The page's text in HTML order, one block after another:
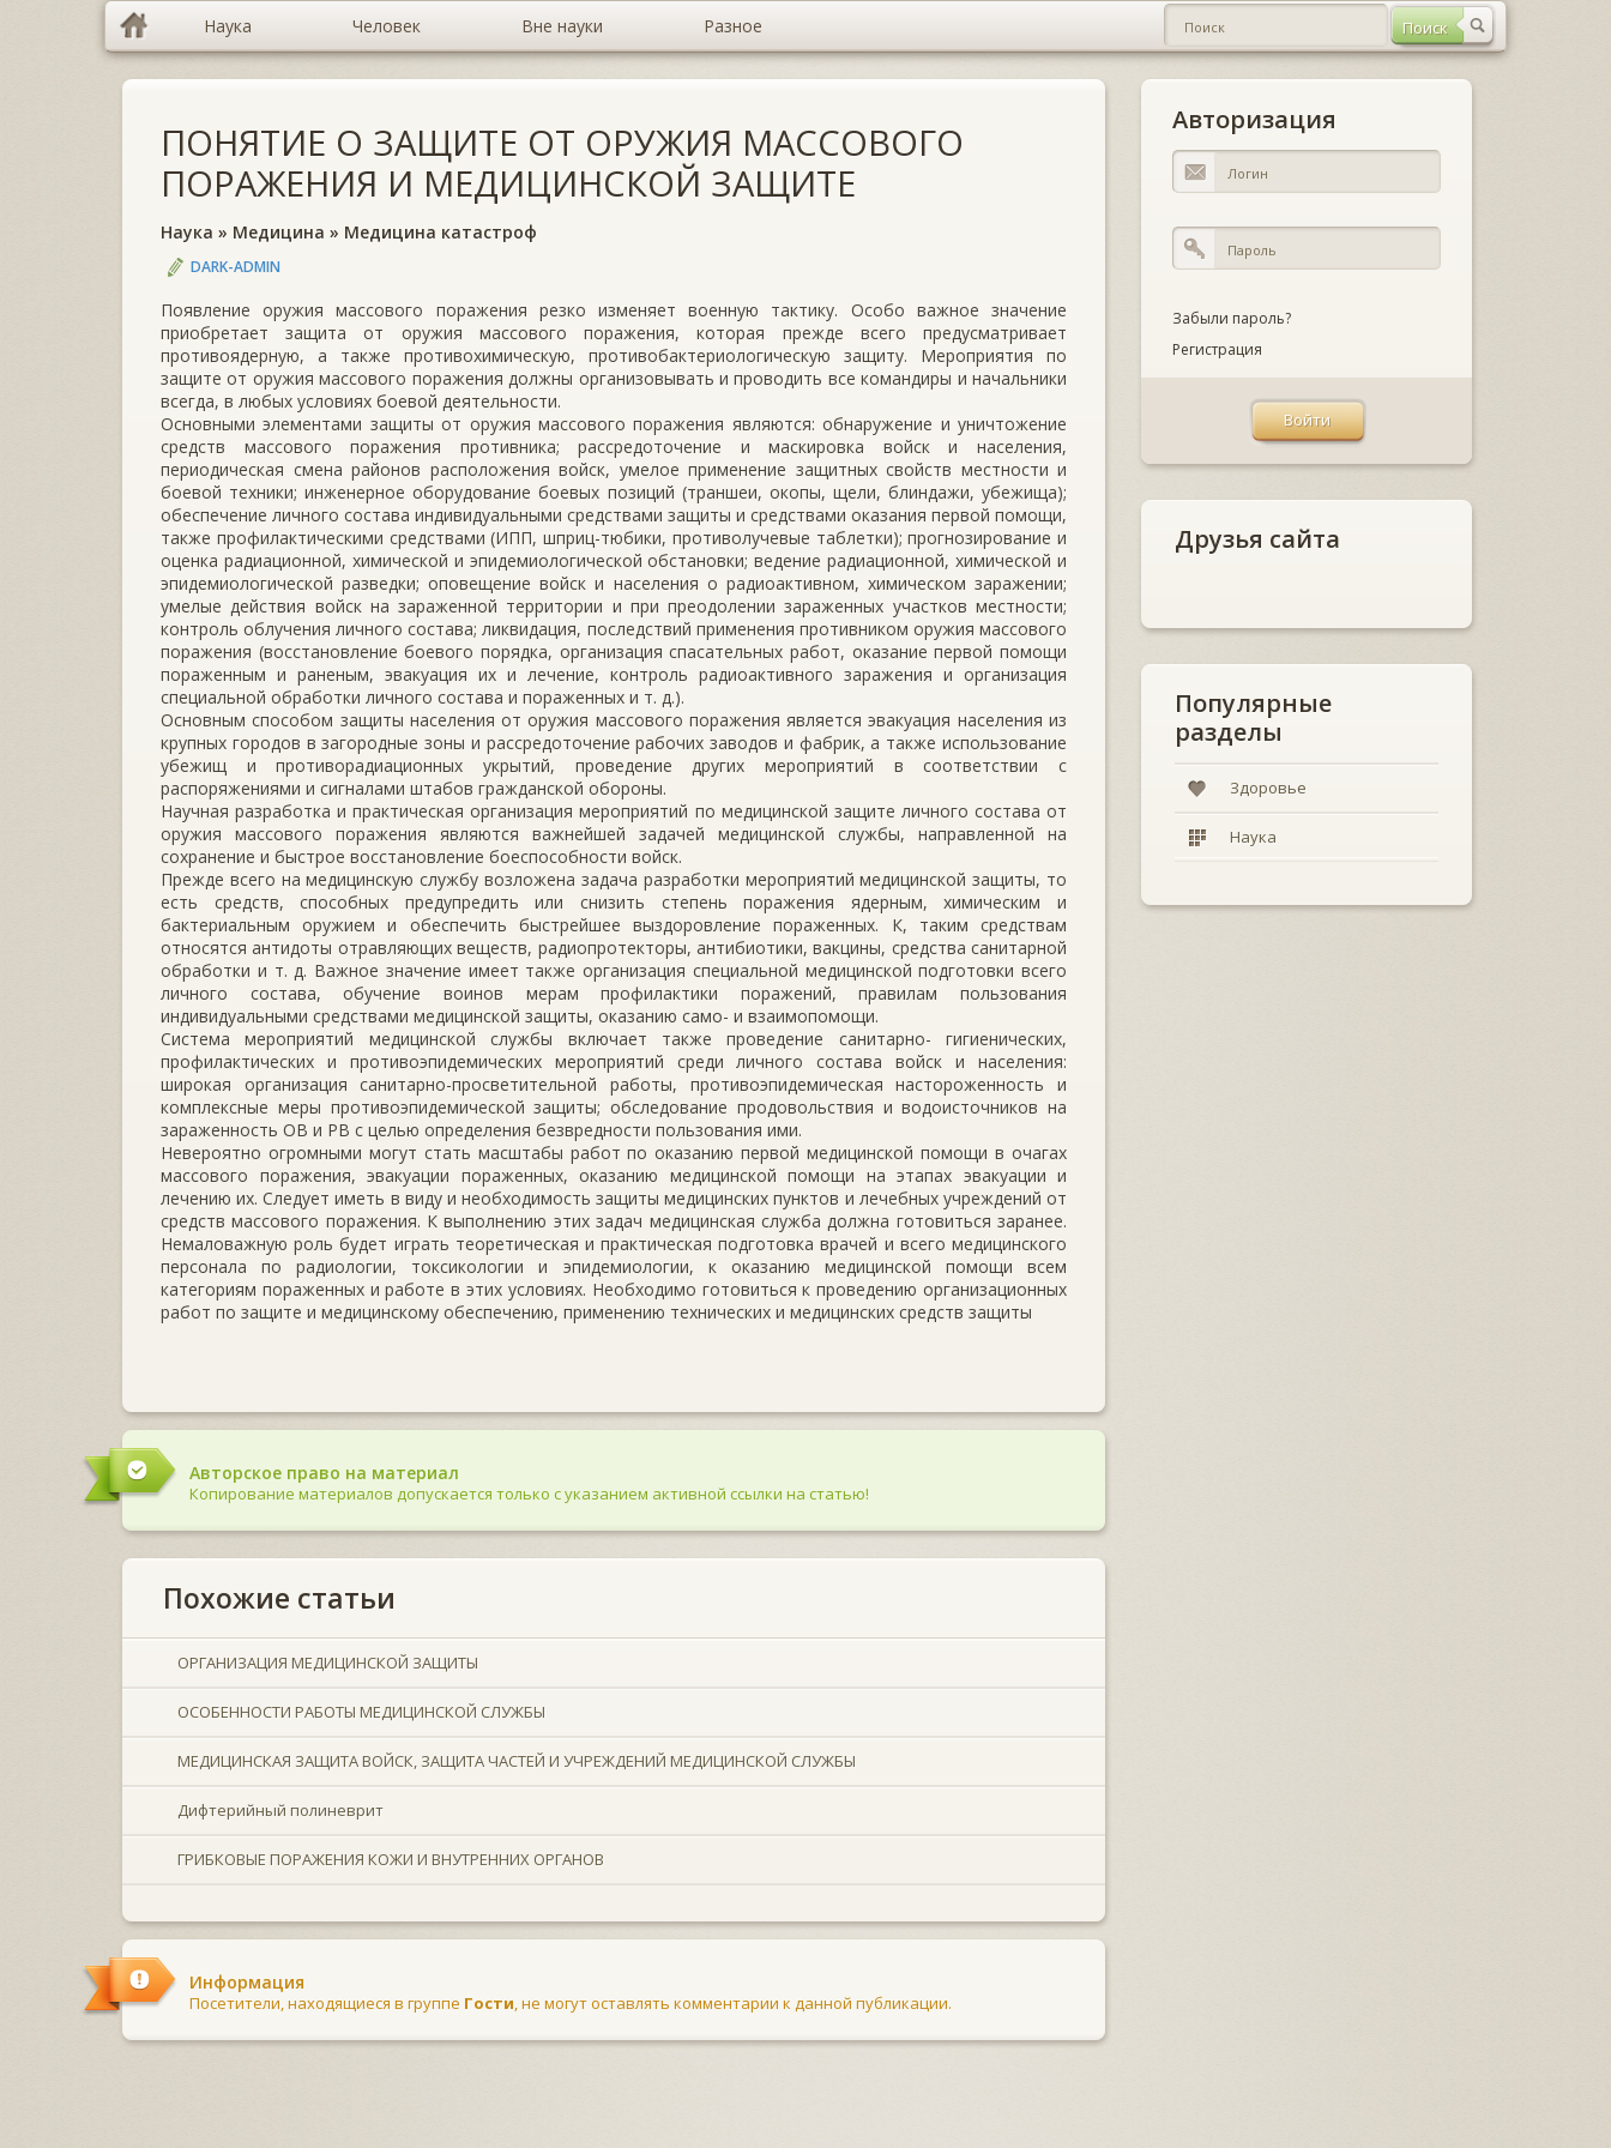
Наука Человек Вне науки Разное
ПОНЯТИЕ О ЗАЩИТЕ ОТ ОРУЖИЯ МАССОВОГО
ПОРАЖЕНИЯ И МЕДИЦИНСКОЙ ЗАЩИТЕ
Наука » Медицина » Медицина катастроф
DARK-ADMIN
Появление оружия массового поражения резко изменяет военную тактику. Особо важное значение
приобретает защита от оружия массового поражения, которая прежде всего предусматривает
противоядерную, а также противохимическую, противобактериологическую защиту. Мероприятия по
защите от оружия массового поражения должны организовывать и проводить все командиры и начальники
всегда, в любых условиях боевой деятельности.
Основными элементами защиты от оружия массового поражения являются: обнаружение и уничтожение
средств массового поражения противника; рассредоточение и маскировка войск и населения,
периодическая смена районов расположения войск, умелое применение защитных свойств местности и
боевой техники; инженерное оборудование боевых позиций (траншеи, окопы, щели, блиндажи, убежища);
обеспечение личного состава индивидуальными средствами защиты и средствами оказания первой помощи,
также профилактическими средствами (ИПП, шприц-тюбики, противолучевые таблетки); прогнозирование и
оценка радиационной, химической и эпидемиологической обстановки; ведение радиационной, химической и
эпидемиологической разведки; оповещение войск и населения о радиоактивном, химическом заражении;
умелые действия войск на зараженной территории и при преодолении зараженных участков местности;
контроль облучения личного состава; ликвидация, последствий применения противником оружия массового
поражения (восстановление боевого порядка, организация спасательных работ, оказание первой помощи
пораженным и раненым, эвакуация их и лечение, контроль радиоактивного заражения и организация
специальной обработки личного состава и пораженных и т. д.).
Основным способом защиты населения от оружия массового поражения является эвакуация населения из
крупных городов в загородные зоны и рассредоточение рабочих заводов и фабрик, а также использование
убежищ и противорадиационных укрытий, проведение других мероприятий в соответствии с
распоряжениями и сигналами штабов гражданской обороны.
Научная разработка и практическая организация мероприятий по медицинской защите личного состава от
оружия массового поражения являются важнейшей задачей медицинской службы, направленной на
сохранение и быстрое восстановление боеспособности войск.
Прежде всего на медицинскую службу возложена задача разработки мероприятий медицинской защиты, то
есть средств, способных предупредить или снизить степень поражения ядерным, химическим и
бактериальным оружием и обеспечить быстрейшее выздоровление пораженных. К, таким средствам
относятся антидоты отравляющих веществ, радиопротекторы, антибиотики, вакцины, средства санитарной
обработки и т. д. Важное значение имеет также организация специальной медицинской подготовки всего
личного состава, обучение воинов мерам профилактики поражений, правилам пользования
индивидуальными средствами медицинской защиты, оказанию само- и взаимопомощи.
Система мероприятий медицинской службы включает также проведение санитарно- гигиенических,
профилактических и противоэпидемических мероприятий среди личного состава войск и населения:
широкая организация санитарно-просветительной работы, противоэпидемическая настороженность и
комплексные меры противоэпидемической защиты; обследование продовольствия и водоисточников на
зараженность ОВ и РВ с целью определения безвредности пользования ими.
Невероятно огромными могут стать масштабы работ по оказанию первой медицинской помощи в очагах
массового поражения, эвакуации пораженных, оказанию медицинской помощи на этапах эвакуации и
лечению их. Следует иметь в виду и необходимость защиты медицинских пунктов и лечебных учреждений от
сpeдств массового поражения. К выполнению этих задач медицинская служба должна готовиться заранее.
Немаловажную роль будет играть теоретическая и практическая подготовка врачей и всего медицинского
персонала по радиологии, токсикологии и эпидемиологии, к оказанию медицинской помощи всем
категориям пораженных и работе в этих условиях. Необходимо готовиться к проведению организационных
работ по защите и медицинскому обеспечению, применению технических и медицинских средств защиты
Авторское право на материал
Копирование материалов допускается только с указанием активной ссылки на статью!
Похожие статьи
ОРГАНИЗАЦИЯ МЕДИЦИНСКОЙ ЗАЩИТЫ
ОСОБЕННОСТИ РАБОТЫ МЕДИЦИНСКОЙ СЛУЖБЫ
МЕДИЦИНСКАЯ ЗАЩИТА ВОЙСК, ЗАЩИТА ЧАСТЕЙ И УЧРЕЖДЕНИЙ МЕДИЦИНСКОЙ СЛУЖБЫ
Дифтерийный полиневрит
ГРИБКОВЫЕ ПОРАЖЕНИЯ КОЖИ И ВНУТРЕННИХ ОРГАНОВ
Информация
Посетители, находящиеся в группе Гости, не могут оставлять комментарии к данной публикации.
Авторизация
Забыли пароль?
Регистрация
Друзья сайта
Популярные
разделы
Здоровье
Наука